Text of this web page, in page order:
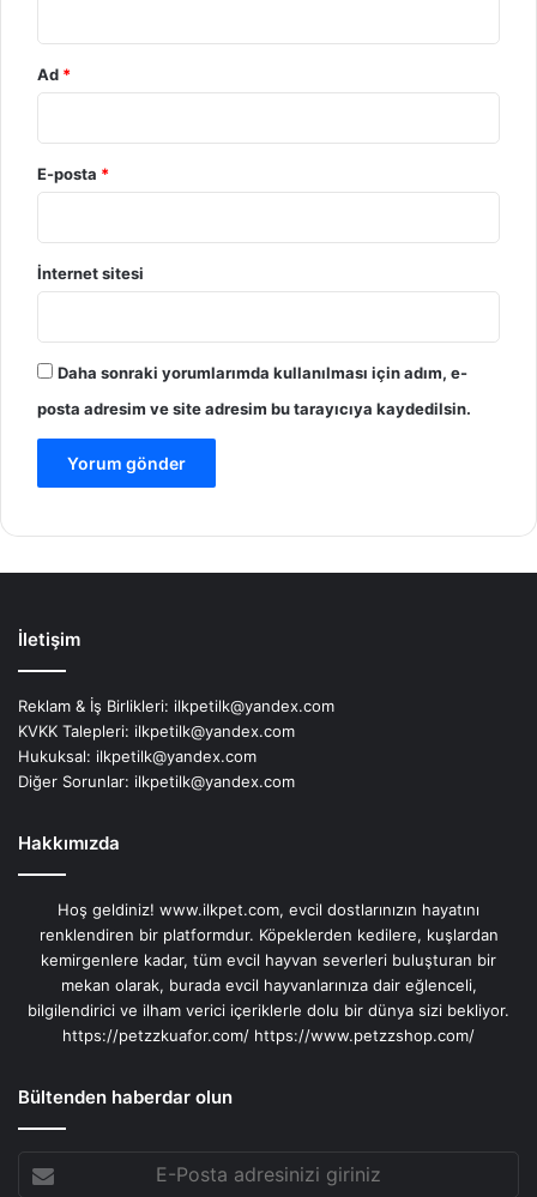
Ad *
E-posta *
İnternet sitesi
Daha sonraki yorumlarımda kullanılması için adım, e-
posta adresim ve site adresim bu tarayıcıya kaydedilsin.
İletişim
Reklam & İş Birlikleri: ilkpetilk@yandex.com
KVKK Talepleri: ilkpetilk@yandex.com
Hukuksal: ilkpetilk@yandex.com
Diğer Sorunlar: ilkpetilk@yandex.com
Hakkımızda
Hoş geldiniz! www.ilkpet.com, evcil dostlarınızın hayatını
renklendiren bir platformdur. Köpeklerden kedilere, kuşlardan
kemirgenlere kadar, tüm evcil hayvan severleri buluşturan bir
mekan olarak, burada evcil hayvanlarınıza dair eğlenceli,
bilgilendirici ve ilham verici içeriklerle dolu bir dünya sizi bekliyor.
https://petzzkuafor.com/ https://www.petzzshop.com/
Bültenden haberdar olun
E-
Posta